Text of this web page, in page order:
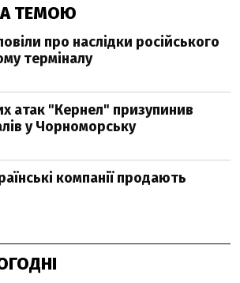
ТЕМОЮ
про наслідки російського
терміналу
атак "Кернел" призупинив
у Чорноморську
компанії продають